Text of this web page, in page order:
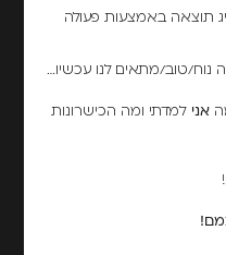
תוצאה באמצעות פעולה
נוח/טוב/מתאים לנו עכשיו…
אני למדתי ומה הכישרונות